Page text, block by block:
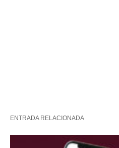
ENTRADA RELACIONADA